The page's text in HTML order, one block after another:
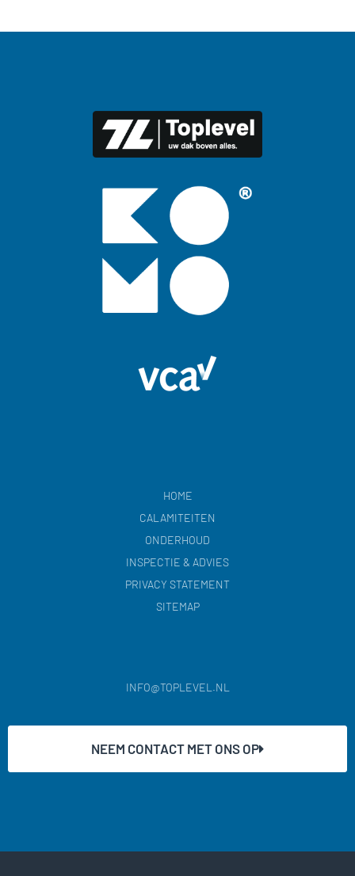
HOME
CALAMITEITEN
ONDERHOUD
INSPECTIE & ADVIES
PRIVACY STATEMENT
SITEMAP
INFO@TOPLEVEL.NL
NEEM CONTACT MET ONS OP